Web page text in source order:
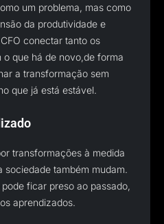
um problema, mas como
da produtividade e
conectar tanto os
que há de novo,de forma
a transformação sem
que já está estável.
transformações à medida
sociedade também mudam.
ficar preso ao passado,
aprendizados.